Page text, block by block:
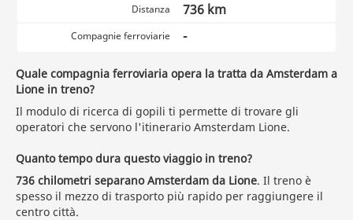
Distanza 736 km
Compagnie ferroviarie -
Quale compagnia ferroviaria opera la tratta da Amsterdam a
Lione in treno?
Il modulo di ricerca di gopili ti permette di trovare gli
operatori che servono l'itinerario Amsterdam Lione.
Quanto tempo dura questo viaggio in treno?
736 chilometri separano Amsterdam da Lione. Il treno è
spesso il mezzo di trasporto più rapido per raggiungere il
centro città.